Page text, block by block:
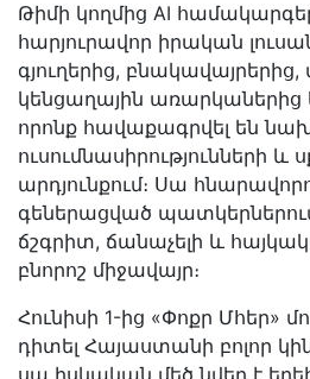
Թիմի կողմից AI
հարյուրավոր իրական
գյուղերից, բնակավայրերից,
կենցաղային առարկաներից
որոնք հավաքագրվել են
ուսումնասիրությունների և
արդյունքում։ Սա
գեներացված
ճշգրիտ, ճանաչելի և
բնորոշ միջավայր։
Հունիսի 1-ից «Փոքր Մհեր»
դիտել Հայաստանի բոլոր